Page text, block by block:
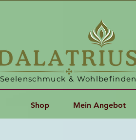
Seelenschmuck & Wohlbefinden
Shop Mein Angebot